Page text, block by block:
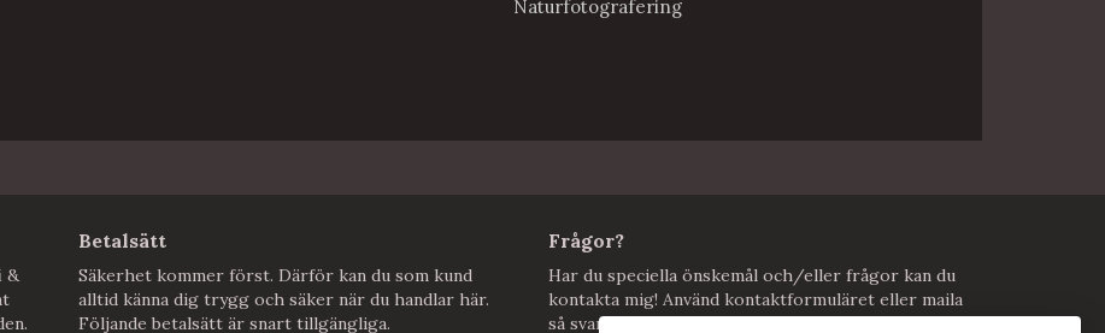
Naturfotografering
&
Betalsätt
Säkerhet kommer först. Därför kan du som kund
alltid känna dig trygg och säker när du handlar här.
Följande betalsätt är snart tillgängliga.
Frågor?
Har du speciella önskemål och/eller frågor kan du
kontakta mig! Använd kontaktformuläret eller maila
så svarar vi så snart jag kan.